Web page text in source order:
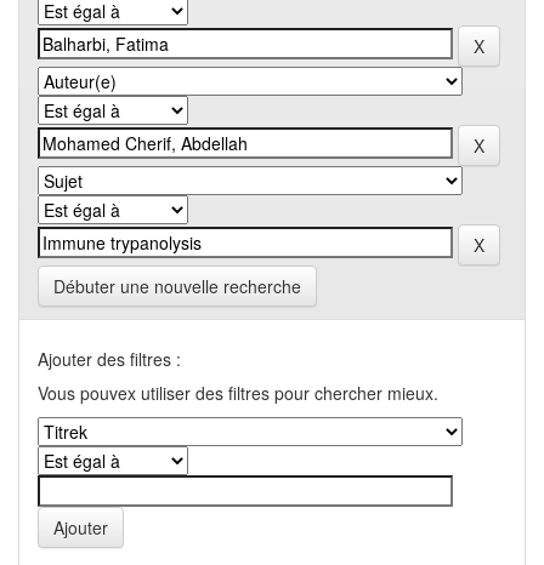
Débuter une nouvelle recherche
Ajouter des filtres :
Vous pouvex utiliser des filtres pour chercher mieux.